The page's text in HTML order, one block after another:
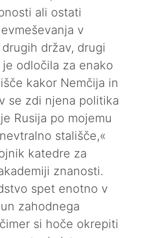
ali ostati
v
držav, drugi
odločila za enako
kakor Nemčija in
se zdi njena politika
Rusija po mojemu
stališče,«
katedre za
znanosti.
spet enotno v
zahodnega
si hoče okrepiti